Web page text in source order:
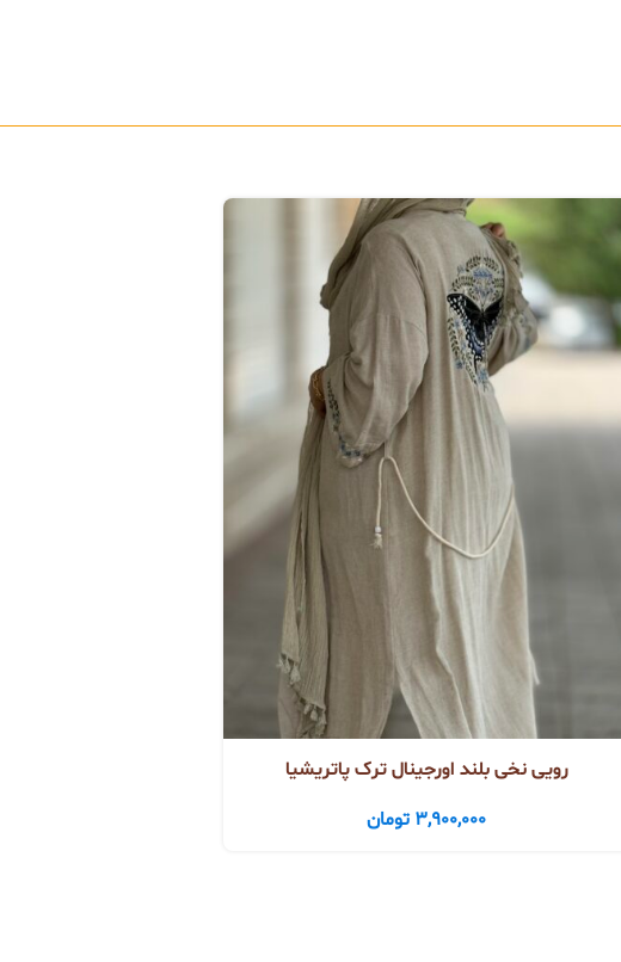
رویی نخی بلند اورجینال ترک پاتریشیا
3,900,000 تومان